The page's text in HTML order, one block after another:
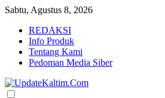
Sabtu, Agustus 8, 2026
REDAKSI
Info Produk
Tentang Kami
Pedoman Media Siber